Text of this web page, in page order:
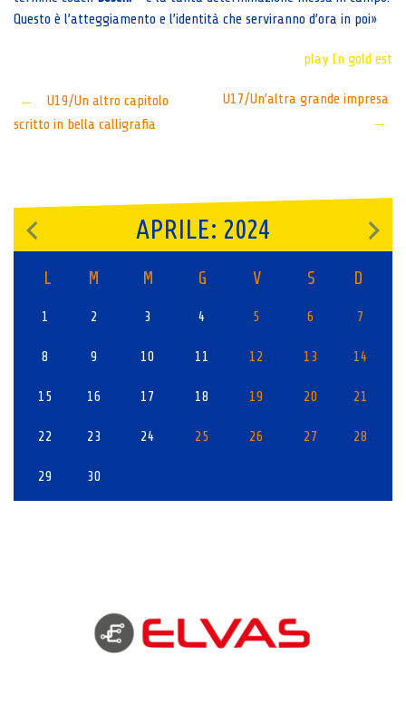
Questo è l’atteggiamento e l’identità che serviranno d’ora in poi»
play In gold est
Post
←
U19/Un altro capitolo
scritto in bella calligrafia
U17/Un’altra grande impresa
→
APRILE: 2024
L M M G V S D
1 2 3 4 5 6 7
8 9 10 11 12 13 14
15 16 17 18 19 20 21
22 23 24 25 26 27 28
29 30